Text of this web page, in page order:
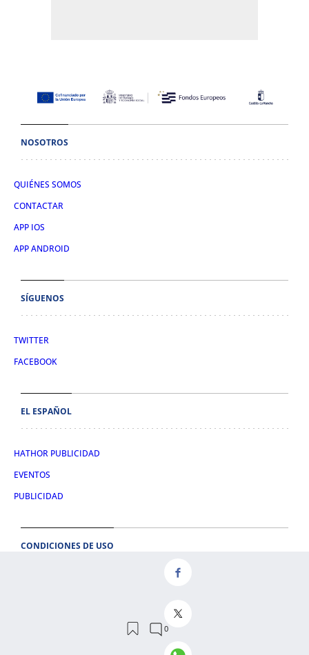
NOSOTROS
QUIÉNES SOMOS
CONTACTAR
APP IOS
APP ANDROID
SÍGUENOS
TWITTER
FACEBOOK
EL ESPAÑOL
HATHOR PUBLICIDAD
EVENTOS
PUBLICIDAD
CONDICIONES DE USO